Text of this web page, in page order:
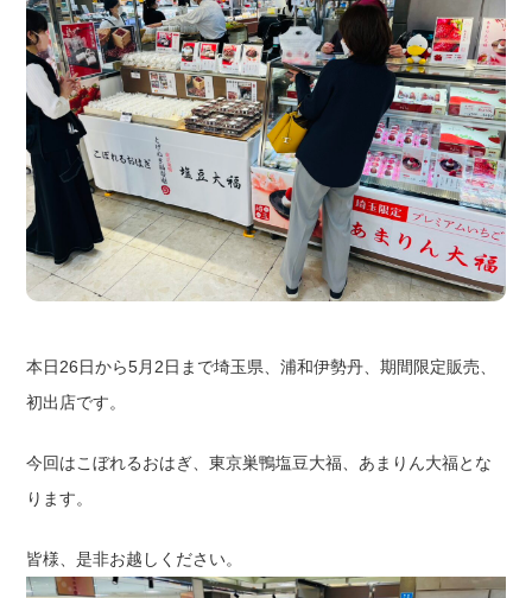
本日26日から5月2日まで埼玉県、浦和伊勢丹、期間限定販売、
初出店です。
今回はこぼれるおはぎ、東京巣鴨塩豆大福、あまりん大福とな
ります。
皆様、是非お越しください。